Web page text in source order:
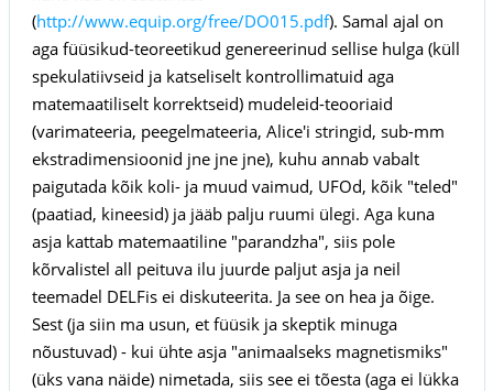
(http://www.equip.org/free/DO015.pdf). Samal ajal on
aga füüsikud-teoreetikud genereerinud sellise hulga (küll
spekulatiivseid ja katseliselt kontrollimatuid aga
matemaatiliselt korrektseid) mudeleid-teooriaid
(varimateeria, peegelmateeria, Alice'i stringid, sub-mm
ekstradimensioonid jne jne jne), kuhu annab vabalt
paigutada kõik koli- ja muud vaimud, UFOd, kõik "teled"
(paatiad, kineesid) ja jääb palju ruumi ülegi. Aga kuna
asja kattab matemaatiline "parandzha", siis pole
kõrvalistel all peituva ilu juurde paljut asja ja neil
teemadel DELFis ei diskuteerita. Ja see on hea ja õige.
Sest (ja siin ma usun, et füüsik ja skeptik minuga
nõustuvad) - kui ühte asja "animaalseks magnetismiks"
(üks vana näide) nimetada, siis see ei tõesta (aga ei lükka